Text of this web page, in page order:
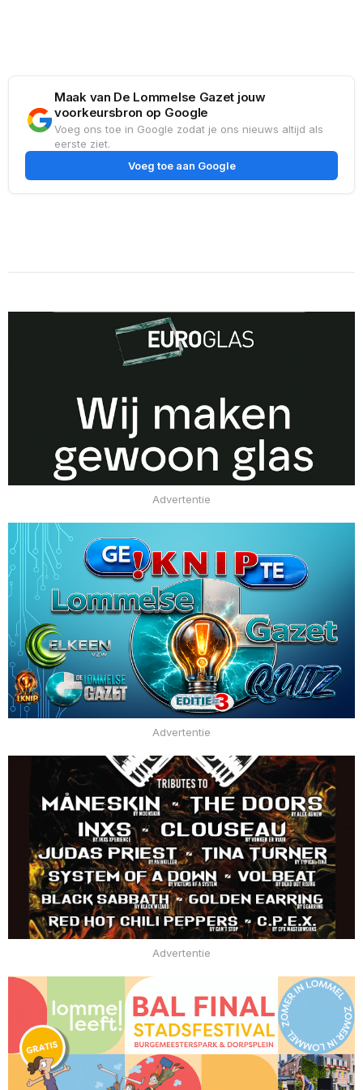
Maak van De Lommelse Gazet jouw
voorkeursbron op Google
Voeg ons toe in Google zodat je ons nieuws altijd als
eerste ziet.
Voeg toe aan Google
Advertentie
Advertentie
Advertentie